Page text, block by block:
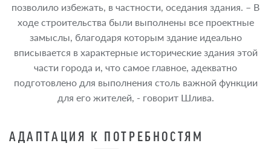
позволило избежать, в частности, оседания здания. – В
ходе строительства были выполнены все проектные
замыслы, благодаря которым здание идеально
вписывается в характерные исторические здания этой
части города и, что самое главное, адекватно
подготовлено для выполнения столь важной функции
для его жителей, - говорит Шлива.
АДАПТАЦИЯ К ПОТРЕБНОСТЯМ